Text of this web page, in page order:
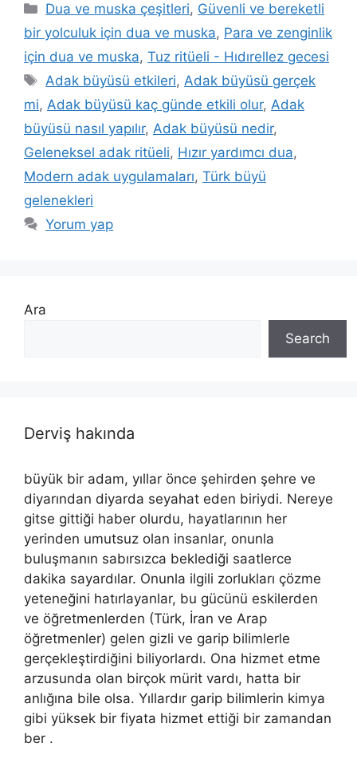
Dua ve muska çeşitleri, Güvenli ve bereketli
bir yolculuk için dua ve muska, Para ve zenginlik
için dua ve muska, Tuz ritüeli - Hıdırellez gecesi
Adak büyüsü etkileri,Adak büyüsü gerçek
mi, Adak büyüsü kaç günde etkili olur, Adak
büyüsü nasıl yapılır, Adak büyüsü nedir,
Geleneksel adak ritüeli, Hızır yardımcı dua,
Modern adak uygulamaları, Türk büyü
gelenekleri
Yorum yap
Ara
Search
Derviş hakında
büyük bir adam, yıllar önce şehirden şehre ve
diyarından diyarda seyahat eden biriydi. Nereye
gitse gittiği haber olurdu, hayatlarının her
yerinden umutsuz olan insanlar, onunla
buluşmanın sabırsızca beklediği saatlerce
dakika sayardılar. Onunla ilgili zorlukları çözme
yeteneğini hatırlayanlar, bu gücünü eskilerden
ve öğretmenlerden (Türk, İran ve Arap
öğretmenler) gelen gizli ve garip bilimlerle
gerçekleştirdiğini biliyorlardı. Ona hizmet etme
arzusunda olan birçok mürit vardı, hatta bir
anlığına bile olsa. Yıllardır garip bilimlerin kimya
gibi yüksek bir fiyata hizmet ettiği bir zamandan
ber .